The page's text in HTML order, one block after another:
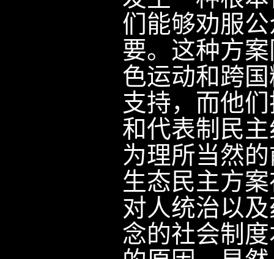
们能够劝服
要。这种方
色运动和跨
支持，而他
和代表制民
为理所当然
生态民主方
对人统治以
念的社会制